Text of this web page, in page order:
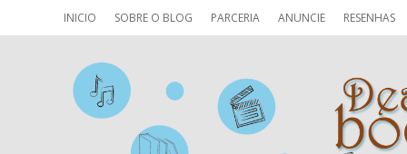
INICIO SOBRE O BLOG PARCERIA ANUNCIE RESENHAS